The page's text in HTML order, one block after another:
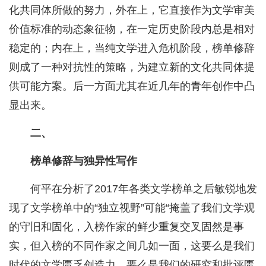
化共同体所做的努力，外在上，它直接作为文学审美
价值标准的动态象征物，在一定历史阶段内总是相对
稳定的；内在上，当纯文学进入危机阶段，榜单修辞
则成了一种对抗性的策略，为建立新的文化共同体提
供可能方案。后一方面尤其在近几年的青年创作中凸
显出来。
二、
榜单修辞与独异性写作
何平在分析了2017年各类文学榜单之后敏锐地发
现了文学榜单中的“独立视野”可能“掩盖了我们文学观
的守旧和固化，入榜作家的鲜少重复交叉固然是事
实，但入榜的不同作家之间几如一面，这要么是我们